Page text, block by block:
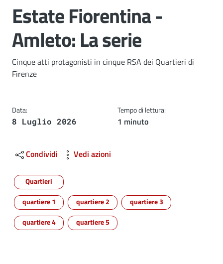
Estate Fiorentina -
Amleto: La serie
Dettagli
Cinque atti protagonisti in cinque RSA dei Quartieri di
Firenze
Data:
8 Luglio 2026
Tempo di lettura:
1 minuto
Condividi Vedi azioni
Quartieri
quartiere 1
quartiere 2
quartiere 3
quartiere 4
quartiere 5